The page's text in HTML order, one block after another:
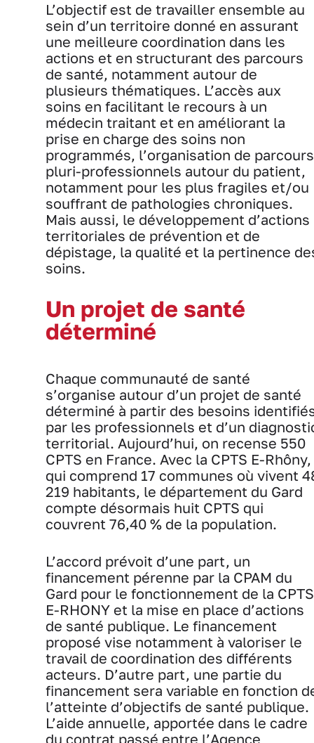
L’objectif est de travailler ensemble au
sein d’un territoire donné en assurant
une meilleure coordination dans les
actions et en structurant des parcours
de santé, notamment autour de
plusieurs thématiques. L’accès aux
soins en facilitant le recours à un
médecin traitant et en améliorant la
prise en charge des soins non
programmés, l’organisation de parcours
pluri-professionnels autour du patient,
notamment pour les plus fragiles et/ou
souffrant de pathologies chroniques.
Mais aussi, le développement d’actions
territoriales de prévention et de
dépistage, la qualité et la pertinence
soins.
Un projet de santé
déterminé
Chaque communauté de santé
s’organise autour d’un projet de santé
déterminé à partir des besoins
par les professionnels et d’un
territorial. Aujourd’hui, on recense 550
CPTS en France. Avec la CPTS E-Rhôny,
qui comprend 17 communes où vivent
219 habitants, le département du Gard
compte désormais huit CPTS qui
couvrent 76,40 % de la population.
L’accord prévoit d’une part, un
financement pérenne par la CPAM du
Gard pour le fonctionnement de la CPTS
E-RHONY et la mise en place d’actions
de santé publique. Le financement
proposé vise notamment à valoriser le
travail de coordination des différents
acteurs. D’autre part, une partie du
financement sera variable en fonction
l’atteinte d’objectifs de santé publique.
L’aide annuelle, apportée dans le cadre
du contrat passé entre l’Agence